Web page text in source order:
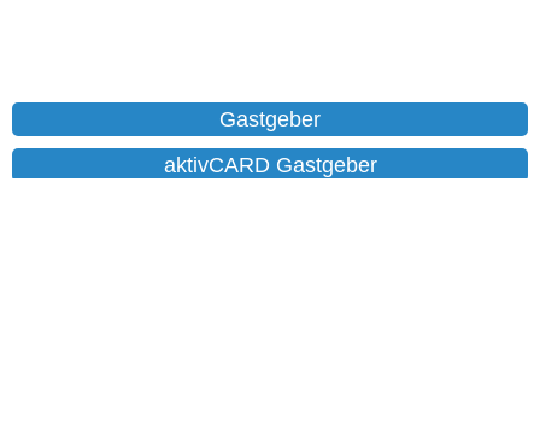
Gastgeber
aktivCARD Gastgeber